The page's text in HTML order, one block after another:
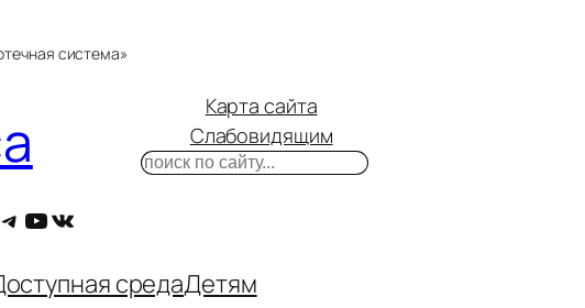
система»
Telegram
YouTube
ВКонтакте
Карта сайта
Слабовидящим
Поиск
средаДетям